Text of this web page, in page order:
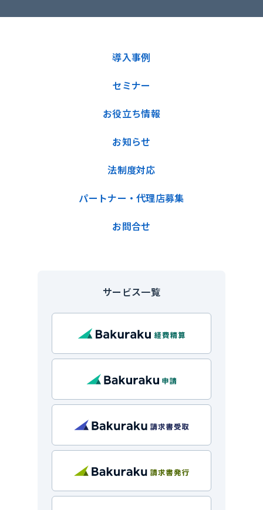
導入事例
セミナー
お役立ち情報
お知らせ
法制度対応
パートナー・代理店募集
お問合せ
サービス一覧